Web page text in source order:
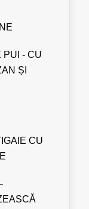
PUI - CU
ȘI
CU